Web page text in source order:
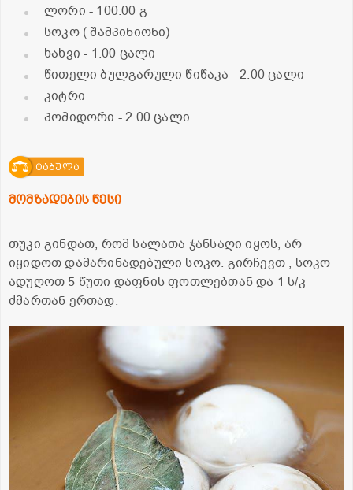
ლორი- 100.00 გ
სოკო ( შამპინიონი)
ხახვი- 1.00 ცალი
წითელი ბულგარული წიწაკა - 2.00 ცალი
კიტრი
პომიდორი - 2.00 ცალი
ტაბულა
მომზადების წესი
თუკი გინდათ, რომ სალათა ჯანსაღი იყოს, არ
იყიდოთ დამარინადებული სოკო. გირჩევთ , სოკო
ადუღოთ 5 წუთი დაფნის ფოთლებთან და 1 ს/კ
ძმართან ერთად.